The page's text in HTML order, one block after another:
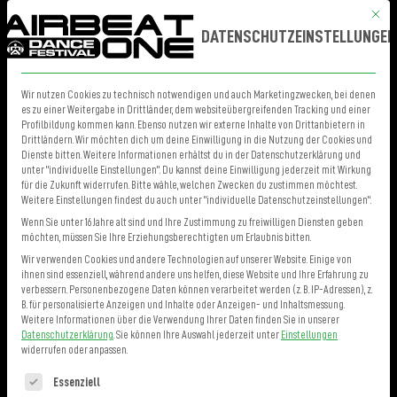
TICKETS MENÜ
Diese Datenschutzerklärung klärt Sie über die Art, den
Umfang und Zweck der Verarbeitung von personenbezogenen
Daten (nachfolgend kurz „Daten“) innerhalb unseres
Onlineangebotes und der mit ihm verbundenen Webseiten,
bezeichnet als „Onlineangebot“). Im Hinblick auf die
verwendeten Begrifflichkeiten, wie z.B. „personenbezogene
Daten“ oder deren „Verarbeitung“ verweisen wir auf die
Definitionen im Art. 4 der Datenschutzgrundverordnung
Mit
DATENSCHUTZEINSTELLUNGEN
Wir nutzen Cookies zu technisch notwendigen und auch Marketingzwecken, bei denen
es zu einer Weitergabe in Drittländer, dem websiteübergreifenden Tracking und einer
Profilbildung kommen kann. Ebenso nutzen wir externe Inhalte von Drittanbietern in
Drittländern. Wir möchten dich um deine Einwilligung in die Nutzung der Cookies und
Dienste bitten. Weitere Informationen erhältst du in der Datenschutzerklärung und
unter "individuelle Einstellungen". Du kannst deine Einwilligung jederzeit mit Wirkung
für die Zukunft widerrufen. Bitte wähle, welchen Zwecken du zustimmen möchtest.
Weitere Einstellungen findest du auch unter "individuelle Datenschutzeinstellungen".
Wenn Sie unter 16 Jahre alt sind und Ihre Zustimmung zu freiwilligen Diensten geben
möchten, müssen Sie Ihre Erziehungsberechtigten um Erlaubnis bitten.
Wir verwenden Cookies und andere Technologien auf unserer Website. Einige von
ihnen sind essenziell, während andere uns helfen, diese Website und Ihre Erfahrung zu
verbessern. Personenbezogene Daten können verarbeitet werden (z. B. IP-Adressen), z.
B. für personalisierte Anzeigen und Inhalte oder Anzeigen- und Inhaltsmessung.
Weitere Informationen über die Verwendung Ihrer Daten finden Sie in unserer
Datenschutzerklärung Sie können Ihre Auswahl jederzeit unter Einstellungen
widerrufen oder anpassen.
Es folgt eine Liste der Service-Gruppen, für die eine Einwilligung erteilt
Essenziell